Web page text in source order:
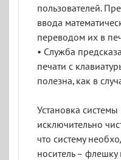
пользователей.
ввода
переводом их в
• Служба
печати с
полезна, как в
Установка системы
исключительно
что систему
носитель –